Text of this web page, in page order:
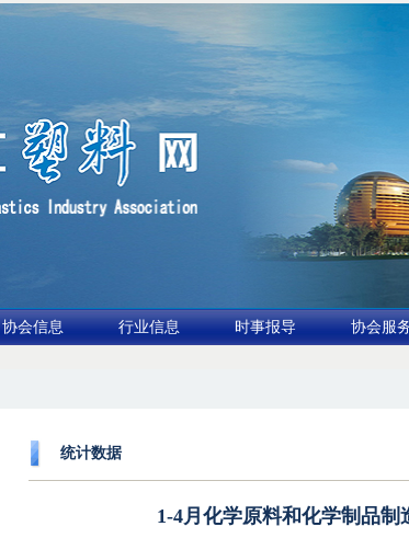
协会信息 行业信息 时事报导 协会服
统计数据
1-4月化学原料和化学制品